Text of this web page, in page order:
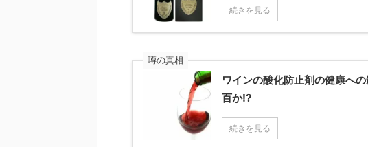
続きを見る
噂の真相
ワインの酸化防止剤の健康へ
百か!?
続きを見る